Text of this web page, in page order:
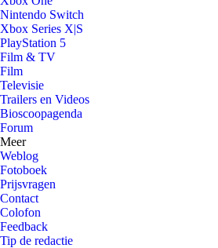
Nintendo Switch
Xbox Series X|S
PlayStation 5
Film & TV
Film
Televisie
Trailers en Videos
Bioscoopagenda
Forum
Meer
Weblog
Fotoboek
Prijsvragen
Contact
Colofon
Feedback
Tip de redactie